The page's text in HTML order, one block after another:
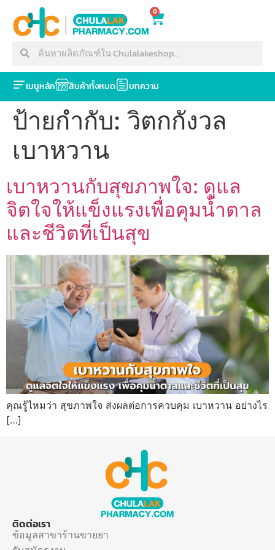
0
เมนูหลัก สินค้าทั้งหมด บทความ
ป้ายกำกับ: วิตกกังวล
เบาหวาน
เบาหวานกับสุขภาพใจ: ดูแล
จิตใจให้แข็งแรงเพื่อคุมน้ำตาล
และชีวิตที่เป็นสุข
คุณรู้ไหมว่า สุขภาพใจ ส่งผลต่อการควบคุม เบาหวาน อย่างไร
[…]
ติดต่อเรา
ข้อมูลสาขาร้านขายยา